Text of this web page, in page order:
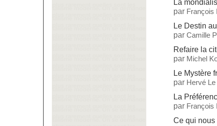
La
par François
Le Destin
par Camille
Refaire la
par Michel
Le Mystère
par Hervé
La
par François
Ce qui nous